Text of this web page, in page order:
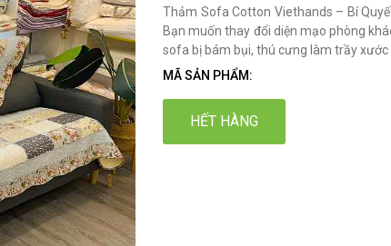
Thảm Sofa Cotton Viethands – Bí
Bạn muốn thay đổi diện mạo phòng
sofa bị bám bụi, thú cưng làm trầy xước
MÃ SẢN PHẨM:
HẾT HÀNG